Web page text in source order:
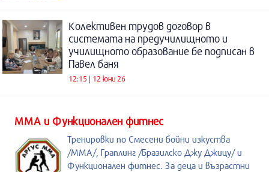
Колективен трудов договор в
системата на предучилищното и
училищното образование бе подписан в
Павел баня
12:15 | 12 юни 26
ММА и Функционален фитнес
Тренировки по Смесени бойни изкуства
/MMA/, Граплинг /Бразилско Джу Джицу/ и
Функционален фитнес. За деца и възрастни